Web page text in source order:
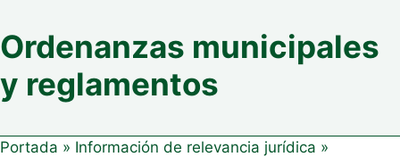
Ordenanzas municipales
y reglamentos
Portada » Información de relevancia jurídica »